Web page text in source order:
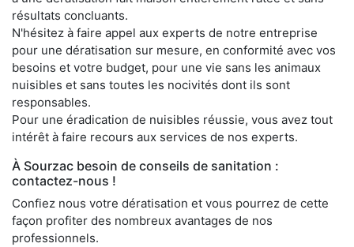
résultats concluants.
N'hésitez à faire appel aux experts de notre entreprise
pour une dératisation sur mesure, en conformité avec vos
besoins et votre budget, pour une vie sans les animaux
nuisibles et sans toutes les nocivités dont ils sont
responsables.
Pour une éradication de nuisibles réussie, vous avez tout
intérêt à faire recours aux services de nos experts.
À Sourzac besoin de conseils de sanitation :
contactez-nous !
Confiez nous votre dératisation et vous pourrez de cette
façon profiter des nombreux avantages de nos
professionnels.